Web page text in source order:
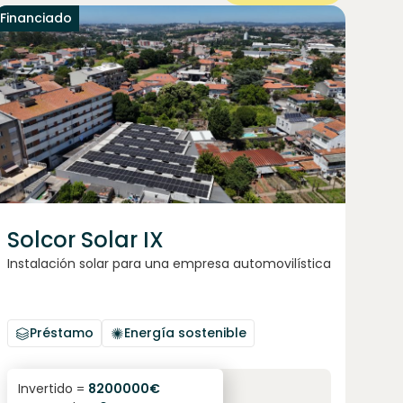
Financiado
Solcor Solar IX
Instalación solar para una empresa automovilística
Préstamo Energía sostenible
6.1%
Invertido = 8200000€